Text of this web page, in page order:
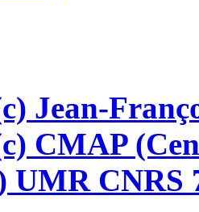
Jean-
CMAP
UMR CNRS